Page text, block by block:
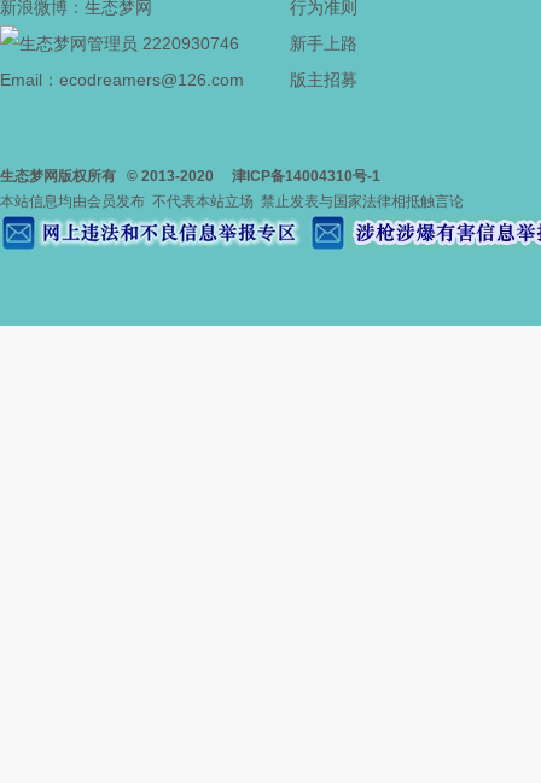
新浪微博：生态梦网
2220930746
Email：ecodreamers@126.com
行为准则
新手上路
版主招募
生态梦网版权所有 © 2013-2020 津ICP备14004310号-1
本站信息均由会员发布 不代表本站立场 禁止发表与国家法律相抵触言论